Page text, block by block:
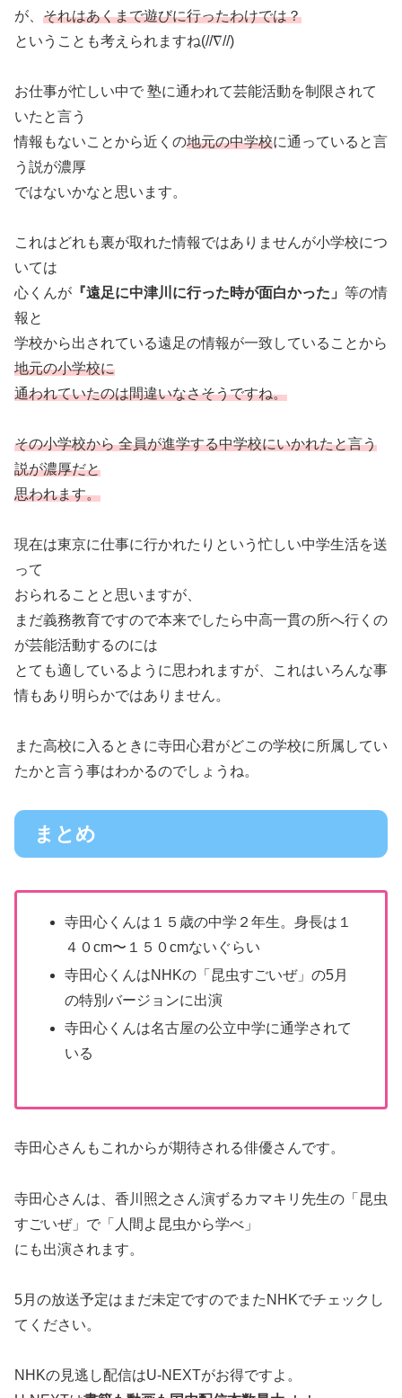
が、 それはあくまで遊びに行ったわけでは？
ということも考えられますね(//∇//)
お仕事が忙しい中で 塾に通われて芸能活動を制限されて
いたと言う
情報もないことから近くの地元の中学校に通っていると言
う説が濃厚
ではないかなと思います。
これはどれも裏が取れた情報ではありませんが小学校につ
いては
心くんが 『遠足に中津川に行った時が面白かった」 等の情
報と
学校から出されている遠足の情報が一致していることから
地元の小学校に
通われていたのは間違いなさそうですね。
その小学校から 全員が進学する中学校にいかれたと言う
説が濃厚だと
思われます。
現在は東京に仕事に行かれたりという忙しい中学生活を送
って
おられることと思いますが、
まだ義務教育ですので本来でしたら中高一貫の所へ行くの
が芸能活動するのには
とても適しているように思われますが、これはいろんな事
情もあり明らかではありません。
また高校に入るときに寺田心君がどこの学校に所属してい
たかと言う事はわかるのでしょうね。
まとめ
寺田心くんは１５歳の中学２年生。身長は１
４０cm〜１５０cmないぐらい
寺田心くんはNHKの「昆虫すごいぜ」の5月
の特別バージョンに出演
寺田心くんは名古屋の公立中学に通学されて
いる
寺田心さんもこれからが期待される俳優さんです。
寺田心さんは、香川照之さん演ずるカマキリ先生の「昆虫
すごいぜ」で「人間よ昆虫から学べ」
にも出演されます。
5月の放送予定はまだ未定ですのでまたNHKでチェックし
てください。
NHKの見逃し配信はU-NEXTがお得ですよ。